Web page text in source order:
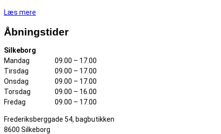
Læs mere
Åbningstider
Silkeborg
Mandag
09.00 – 17.00
Tirsdag
09.00 – 17.00
Onsdag
09.00 – 17.00
Torsdag
09.00 – 16.00
Fredag
09.00 – 17.00
Frederiksberggade 54, bagbutikken
8600 Silkeborg